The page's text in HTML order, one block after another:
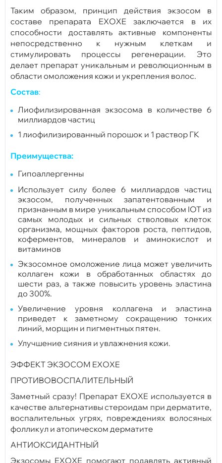
Таким образом, принцип действия экзосом в
составе препарата EXOXE заключается в их
способности доставлять активные компоненты
непосредственно к нужным клеткам и
стимулировать процессы регенерации. Это
делает препарат уникальным и революционным в
области омоложения кожи и укрепления волос.
Состав:
Лиофилизированная экзосома в количестве 6
миллиардов частиц
1 лиофилизированный порошок и 1 раствор ГК
Преимущества:
Гипоаллергенны
Использует силу более 6 миллиардов частиц
экзосом, полученных запатентованным и
признанным в мире уникальным способом IOT из
самых молодых и сильных стволовых клеток
организма, мощных факторов роста, пептидов,
коферментов, минералов и аминокислот и
витаминов
Экзосомное омоложение лица может увеличить
коллаген кожи в обработанных областях до
шести раз, а также повысить уровень эластина
до 300%.
Увеличение уровня коллагена и эластина
приведет к заметному сокращению тонких
линий, морщин и пигментных пятен.
Улучшение сияния и увлажнения кожи.
ЭФФЕКТ ЭКЗОСОМ EXOXE
ПРОТИВОВОСПАЛИТЕЛЬНЫЙ
Заметный сразу! Препарат EXOXE используется в
качестве альтернативы стероидам при дерматите,
воспалительных угрях, повреждениях волосяных
фолликул и атопическом дерматите
АНТИОКСИДАНТНЫЙ
Экзосомы EXOXE помогают подавлять активный